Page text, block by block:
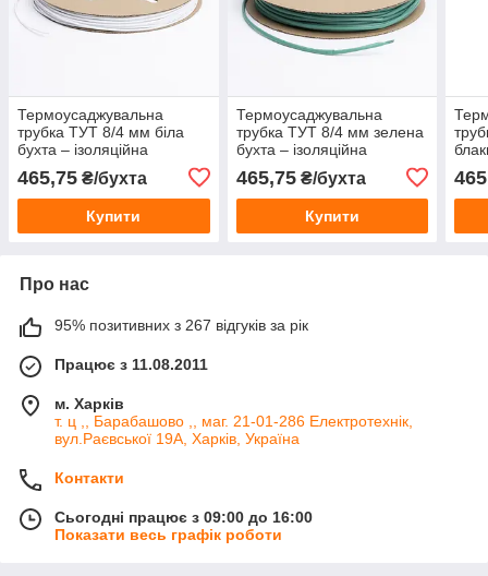
Термоусаджувальна
трубка ТУТ 8/4 мм біла
бухта – ізоляційна
термоусадка для проводів
та кабелю
465,75 ₴/бухта
Купити
Термоусаджувальна
трубка ТУТ 8/4 мм зелена
бухта – ізоляційна
термоусадка для проводів
та кабелю
465,75₴/бухта
Купити
для
Про нас
95% позитивних з 267 відгуків за рік
Працює з 11.08.2011
м. Харків
т. ц ,, Барабашово ,, маг. 21-01-286 Електротехнік,
вул.Раєвської 19А, Харків, Україна
Контакти
Сьогодні працює з 09:00 до 16:00
Показати весь графік роботи